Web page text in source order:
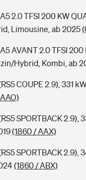
2.0 TFSI 200 KW
Limousine, ab 2025
AVANT 2.0 TFSI 200
Hybrid, Kombi, ab
COUPE 2.9), 331
SPORTBACK 2.9),
(1860 / AAX)
SPORTBACK 2.9),
(1860 / ABX)